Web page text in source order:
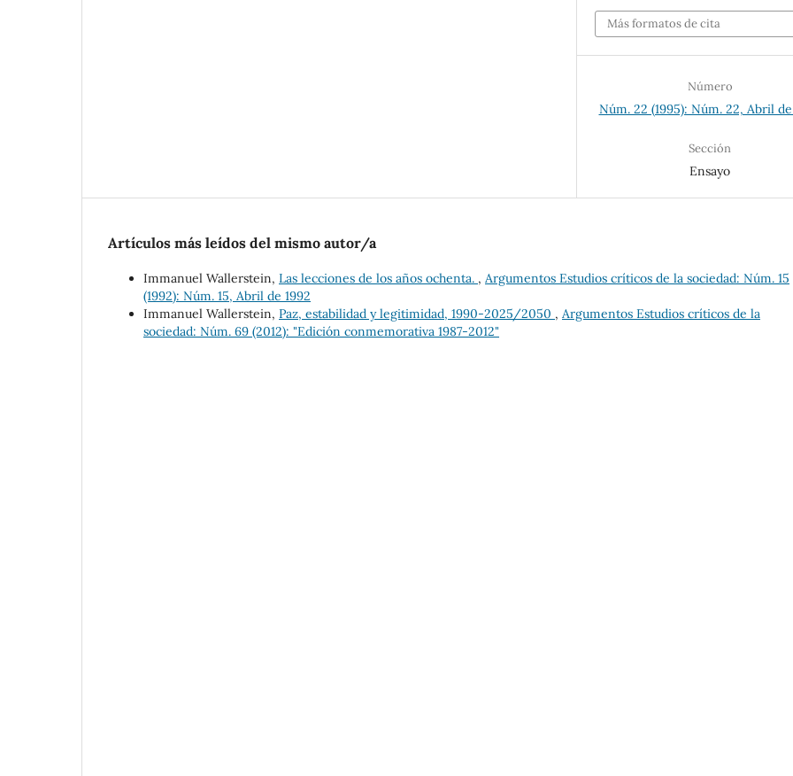
Más formatos de cita
Número
Núm. 22 (1995): Núm. 22, Abril de
Sección
Ensayo
Artículos más leídos del mismo autor/a
Immanuel Wallerstein, Las lecciones de los años ochenta. , Argumentos Estudios críticos de la sociedad: Núm. 15
(1992): Núm. 15, Abril de 1992
Immanuel Wallerstein, Paz, estabilidad y legitimidad, 1990-2025/2050 , Argumentos Estudios críticos de la
sociedad: Núm. 69 (2012): "Edición conmemorativa 1987-2012"